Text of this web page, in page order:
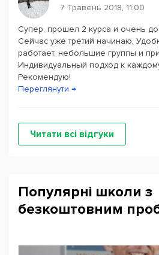
7 Травень 2018, 11:00
Супер, прошел 2 курса и очень
Сейчас уже третий начинаю.
работает, небольшие группы и
Индивидуальный подход к каждому
Рекомендую!
Переглянути →
Читати всі відгуки
Популярні школи з
безкоштовним